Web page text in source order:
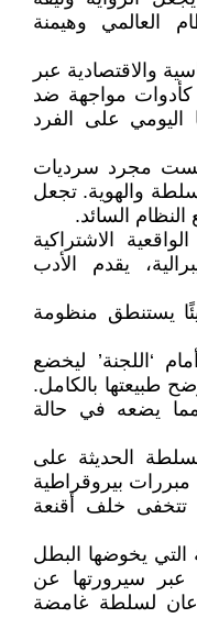
العالمي وهيمنة
والاقتصادية عبر
كأدوات مواجهة ضد
اليومي على الفرد
ليست مجرد سرديات
والهوية. تجعل
السائد.
الاشتراكية
يقدم الأدب
يستنطق منظومة
‘اللجنة’ ليخضع
طبيعتها بالكامل.
مما يضعه في حالة
الحديثة على
مبررات بيروقراطية
تتخفى خلف أقنعة
التي يخوضها البطل
عبر سيرورتها عن
لسلطة غامضة